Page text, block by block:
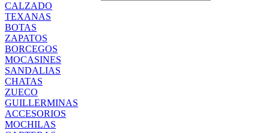
CALZADO
TEXANAS
BOTAS
ZAPATOS
BORCEGOS
MOCASINES
SANDALIAS
CHATAS
ZUECO
GUILLERMINAS
ACCESORIOS
MOCHILAS